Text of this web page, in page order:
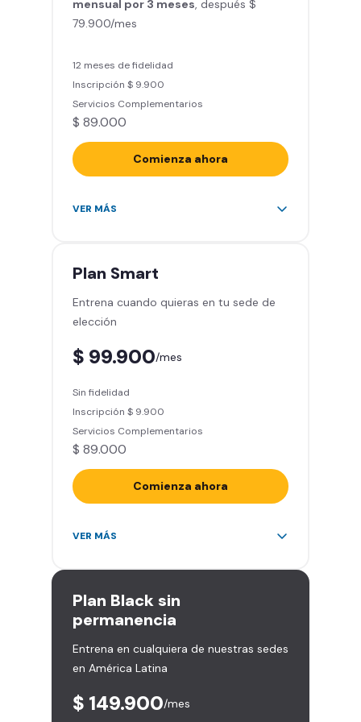
Clases grupales con profesores*
(Sujeto a disponibilidad de salón
Acceso a todas las áreas de la
sede
mensual por 3 meses , después $
79.900/mes
12 meses de fidelidad
Inscripción $ 9.900
Servicios Complementarios
$ 89.000
Comienza ahora
Acceso ilimitado a más de 2.000
Smart Spa (Relájate en los sillones
de masajes)
Descuentos especiales en marcas
Smart Fit App (Tu plan de
Clases grupales con profesores*
(Sujeto a disponibilidad de salón
en cada sede)
Acceso a todas las áreas de la
VER MÁS
Plan Smart
Entrena cuando quieras en tu sede de
elección
$ 99.900/mes
Sin fidelidad
Inscripción $ 9.900
Servicios Complementarios
$ 89.000
Comienza ahora
Acceso ilimitado a más de 2.000
Derecho a traer un invitado 5
Smart Spa (Relájate en los sillones
de masajes)
Descuentos especiales en marcas
aliadas
entrenamiento personalizado)
VER MÁS
Plan Black sin
permanencia
Entrena en cualquiera de nuestras sedes
en América Latina
$ 149.900/mes